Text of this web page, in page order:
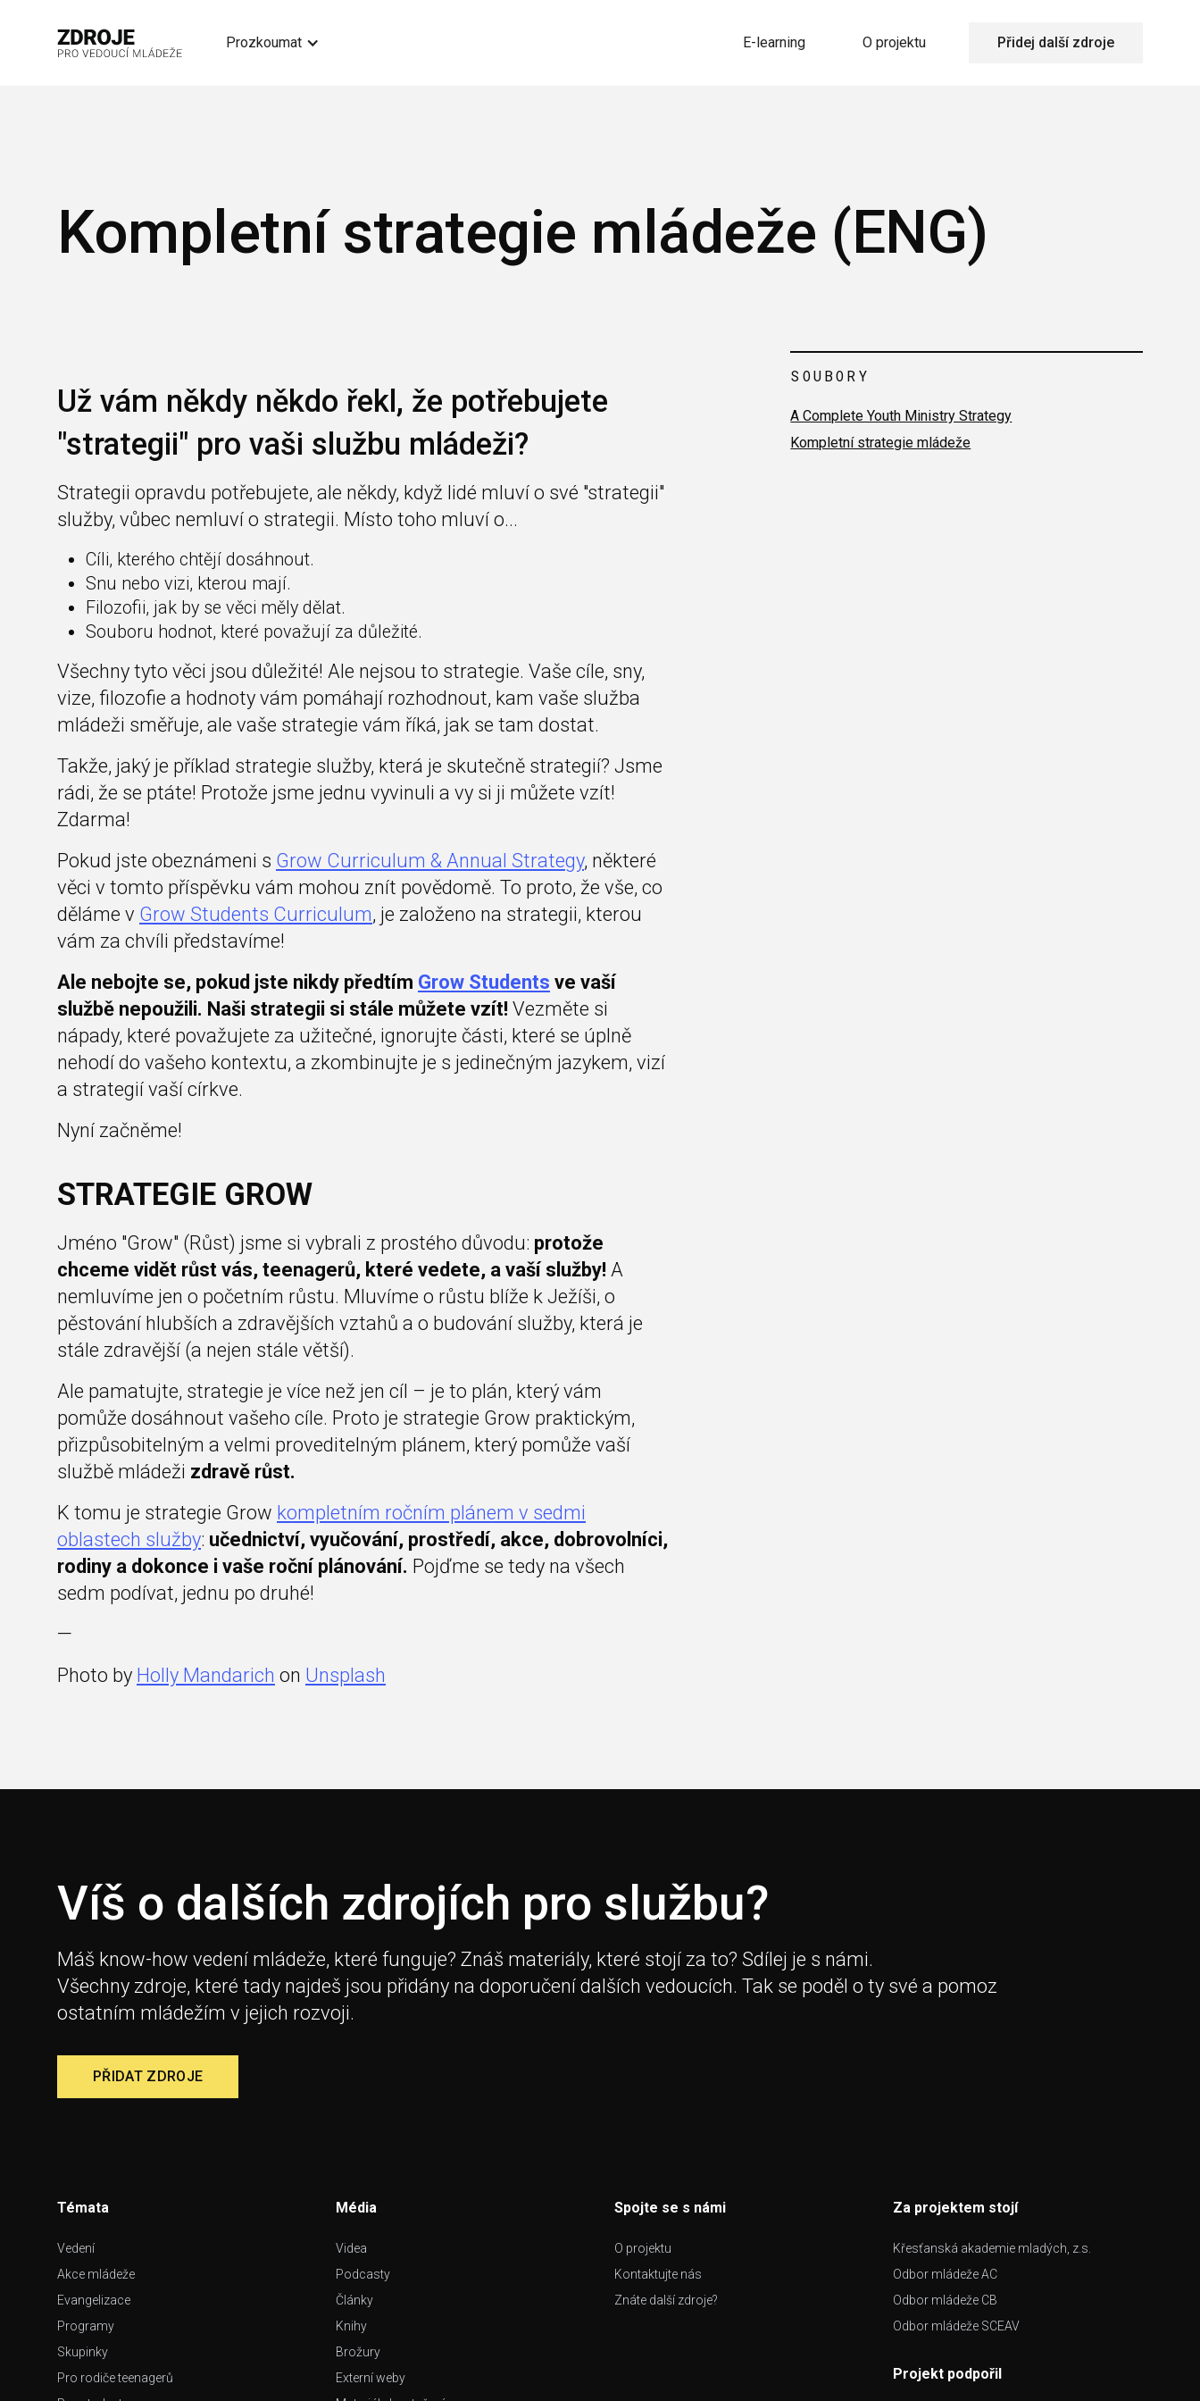
Prozkoumat E-learning O projektu Přidej další zdroje
Kompletní strategie mládeže (ENG)
Už vám někdy někdo řekl, že potřebujete
"strategii" pro vaši službu mládeži?
Strategii opravdu potřebujete, ale někdy, když lidé mluví o své "strategii"
služby, vůbec nemluví o strategii. Místo toho mluví o...
Cíli, kterého chtějí dosáhnout.
Snu nebo vizi, kterou mají.
Filozofii, jak by se věci měly dělat.
Souboru hodnot, které považují za důležité.
Všechny tyto věci jsou důležité! Ale nejsou to strategie. Vaše cíle, sny,
vize, filozofie a hodnoty vám pomáhají rozhodnout, kam vaše služba
mládeži směřuje, ale vaše strategie vám říká, jak se tam dostat.
Takže, jaký je příklad strategie služby, která je skutečně strategií? Jsme
rádi, že se ptáte! Protože jsme jednu vyvinuli a vy si ji můžete vzít!
Zdarma!
Pokud jste obeznámeni s Grow Curriculum & Annual Strategy, některé
věci v tomto příspěvku vám mohou znít povědomě. To proto, že vše, co
děláme v Grow Students Curriculum, je založeno na strategii, kterou
vám za chvíli představíme!
Ale nebojte se, pokud jste nikdy předtím Grow Students ve vaší
službě nepoužili. Naši strategii si stále můžete vzít! Vezměte si
nápady, které považujete za užitečné, ignorujte části, které se úplně
nehodí do vašeho kontextu, a zkombinujte je s jedinečným jazykem, vizí
a strategií vaší církve.
Nyní začněme!
STRATEGIE GROW
Jméno "Grow" (Růst) jsme si vybrali z prostého důvodu: protože
chceme vidět růst vás, teenagerů, které vedete, a vaší služby! A
nemluvíme jen o početním růstu. Mluvíme o růstu blíže k Ježíši, o
pěstování hlubších a zdravějších vztahů a o budování služby, která je
stále zdravější (a nejen stále větší).
Ale pamatujte, strategie je více než jen cíl – je to plán, který vám
pomůže dosáhnout vašeho cíle. Proto je strategie Grow praktickým,
přizpůsobitelným a velmi proveditelným plánem, který pomůže vaší
službě mládeži zdravě růst.
K tomu je strategie Grow kompletním ročním plánem v sedmi
oblastech služby: učednictví, vyučování, prostředí, akce, dobrovolníci,
rodiny a dokonce i vaše roční plánování. Pojďme se tedy na všech
sedm podívat, jednu po druhé!
—
Photo by Holly Mandarich on Unsplash
SOUBORY
A Complete Youth Ministry Strategy
Kompletní strategie mládeže
Víš o dalších zdrojích pro službu?
Máš know-how vedení mládeže, které funguje? Znáš materiály, které stojí za to? Sdílej je s námi.
Všechny zdroje, které tady najdeš jsou přidány na doporučení dalších vedoucích. Tak se poděl o ty své a pomoz
ostatním mládežím v jejich rozvoji.
PŘIDAT ZDROJE
Témata
Vedení
Akce mládeže
Evangelizace
Programy
Skupinky
Pro rodiče teenagerů
Média
Videa
Podcasty
Články
Knihy
Brožury
Externí weby
Spojte se s námi
O projektu
Kontaktujte nás
Znáte další zdroje?
Za projektem stojí
Křesťanská akademie mladých, z.s.
Odbor mládeže AC
Odbor mládeže CB
Odbor mládeže SCEAV
Projekt podpořil